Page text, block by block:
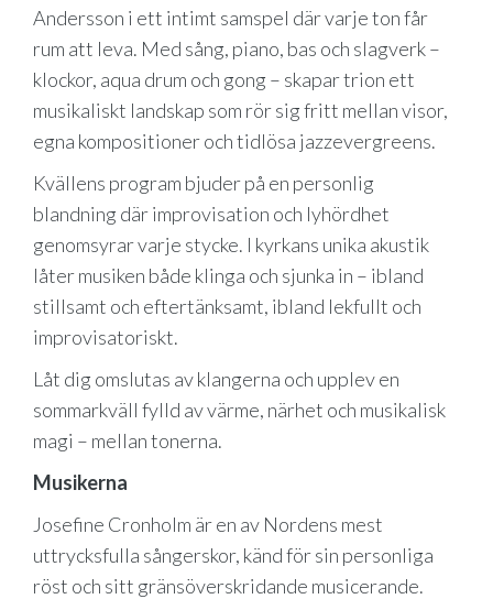
Andersson i ett intimt samspel där varje ton får
rum att leva. Med sång, piano, bas och slagverk –
klockor, aqua drum och gong – skapar trion ett
musikaliskt landskap som rör sig fritt mellan visor,
egna kompositioner och tidlösa jazzevergreens.
Kvällens program bjuder på en personlig
blandning där improvisation och lyhördhet
genomsyrar varje stycke. I kyrkans unika akustik
låter musiken både klinga och sjunka in – ibland
stillsamt och eftertänksamt, ibland lekfullt och
improvisatoriskt.
Låt dig omslutas av klangerna och upplev en
sommarkväll fylld av värme, närhet och musikalisk
magi – mellan tonerna.
Musikerna
Josefine Cronholm är en av Nordens mest
uttrycksfulla sångerskor, känd för sin personliga
röst och sitt gränsöverskridande musicerande.